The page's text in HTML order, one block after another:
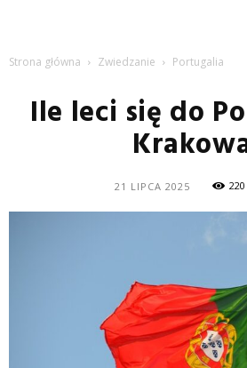
Strona główna Zwiedzanie Portugalia
Ile leci się do
21 LIPCA 2025 220